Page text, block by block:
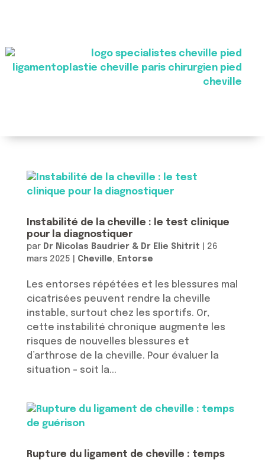
Instabilité de la cheville : le test clinique
pour la diagnostiquer
par Dr Nicolas Baudrier & Dr Elie Shitrit
26
mars 2025
Cheville, Entorse
Les entorses répétées et les blessures mal
cicatrisées peuvent rendre la cheville
instable, surtout chez les sportifs. Or,
cette instabilité chronique augmente les
risques de nouvelles blessures et
d’arthrose de la cheville. Pour évaluer la
situation – soit la...
Rupture du ligament de cheville : temps